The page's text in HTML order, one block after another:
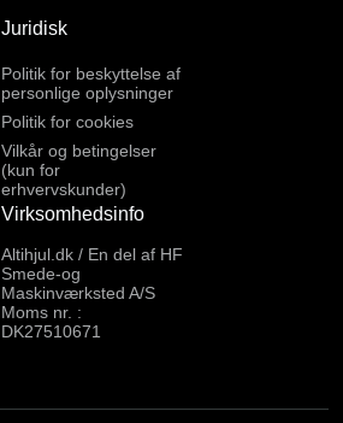
Juridisk
Politik for beskyttelse af
personlige oplysninger
Politik for cookies
Vilkår og betingelser
(kun for
erhvervskunder)
Virksomhedsinfo
Altihjul.dk / En del af HF
Smede-og
Maskinværksted A/S
Moms nr. :
DK27510671